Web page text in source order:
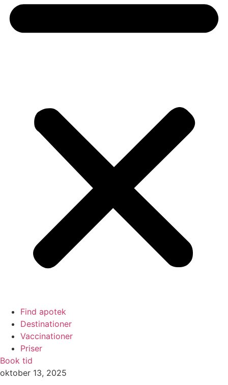
Find apotek
Destinationer
Vaccinationer
Priser
Book tid
oktober 13, 2025